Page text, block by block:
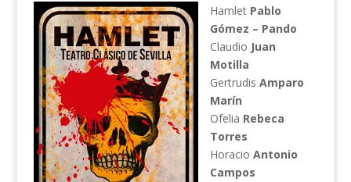
Hamlet Pablo
Gómez – Pando
Claudio Juan
Motilla
Gertrudis Amparo
Marín
Ofelia Rebeca
Torres
Horacio Antonio
Campos